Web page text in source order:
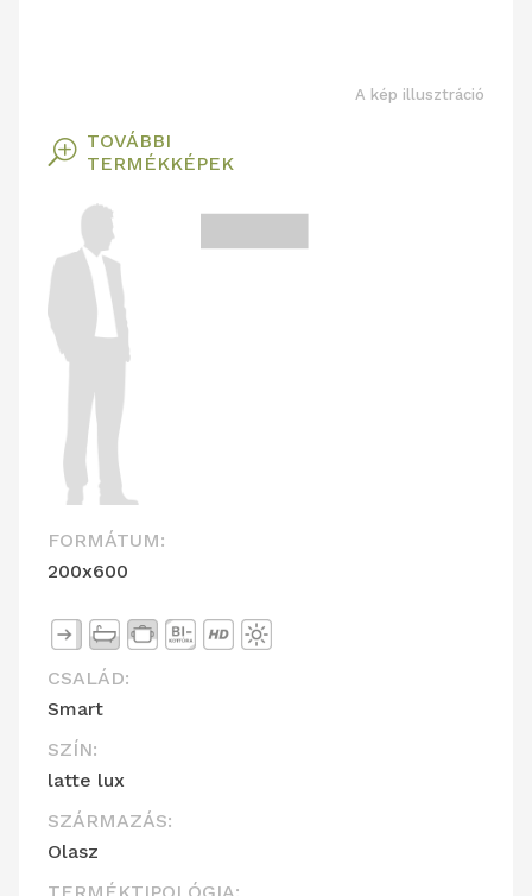
A kép illusztráció
T TOVÁBBI
TERMÉKKÉPEK
FORMÁTUM:
200x600
CSALÁD:
Smart
SZÍN:
latte lux
SZÁRMAZÁS:
Olasz